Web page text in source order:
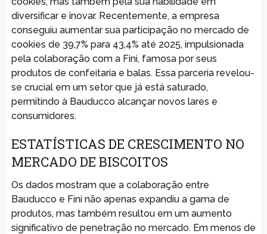
diversificar e inovar. Recentemente, a empresa
conseguiu aumentar sua participação no mercado de
cookies de 39,7% para 43,4% até 2025, impulsionada
pela colaboração com a Fini, famosa por seus
produtos de confeitaria e balas. Essa parceria revelou-
se crucial em um setor que já está saturado,
permitindo à Bauducco alcançar novos lares e
consumidores.
ESTATÍSTICAS DE CRESCIMENTO NO
MERCADO DE BISCOITOS
Os dados mostram que a colaboração entre
Bauducco e Fini não apenas expandiu a gama de
produtos, mas também resultou em um aumento
significativo de penetração no mercado. Em menos de